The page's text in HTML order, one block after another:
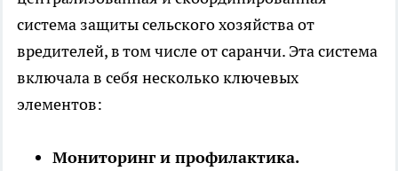
система защиты сельского хозяйства от
вредителей, в том числе от саранчи. Эта система
включала в себя несколько ключевых
элементов:
Мониторинг и профилактика.